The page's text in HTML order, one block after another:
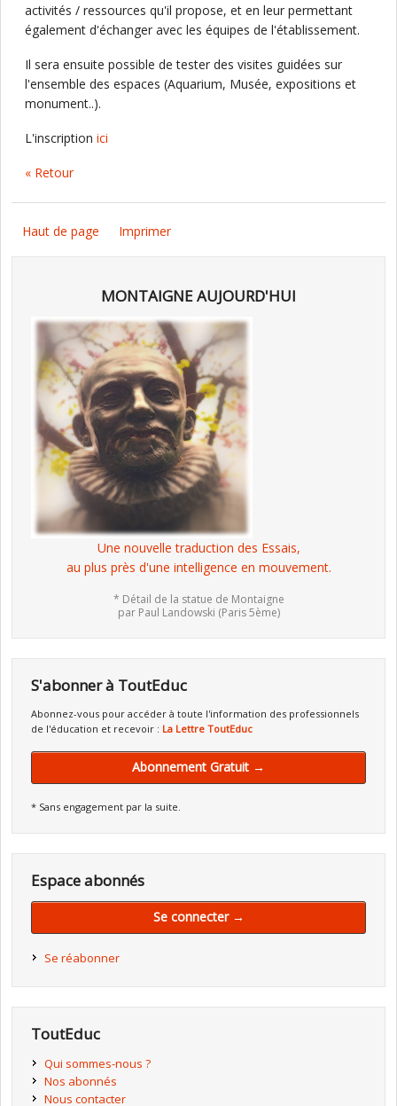
activités / ressources qu'il propose, et en leur permettant
également d'échanger avec les équipes de l'établissement.
Il sera ensuite possible de tester des visites guidées sur
l'ensemble des espaces (Aquarium, Musée, expositions et
monument..).
L'inscription ici
« Retour
Haut de page Imprimer
MONTAIGNE AUJOURD'HUI
Une nouvelle traduction des Essais,
au plus près d'une intelligence en mouvement.
* Détail de la statue de Montaigne
par Paul Landowski (Paris 5ème)
S'abonner à ToutEduc
Abonnez-vous pour accéder à toute l'information des professionnels
de l'éducation et recevoir : La Lettre ToutEduc
Abonnement Gratuit →
* Sans engagement par la suite.
Espace abonnés
Se connecter →
Se réabonner
ToutEduc
Qui sommes-nous ?
Nos abonnés
Nous contacter